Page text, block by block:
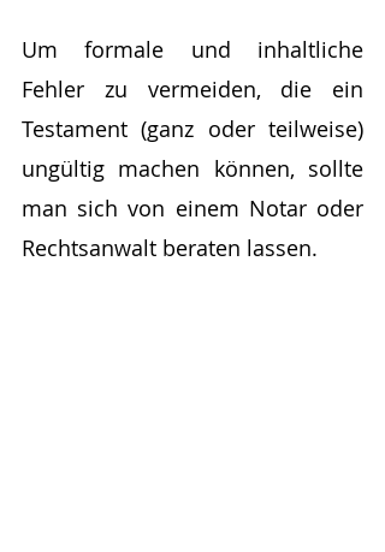
Um formale und inhaltliche
Fehler zu vermeiden, die ein
Testament (ganz oder teilweise)
ungültig machen können, sollte
man sich von einem Notar oder
Rechtsanwalt beraten lassen.